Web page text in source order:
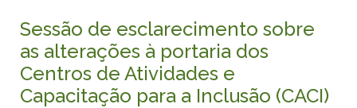
Sessão de esclarecimento sobre
as alterações à portaria dos
Centros de Atividades e
Capacitação para a Inclusão (CACI)